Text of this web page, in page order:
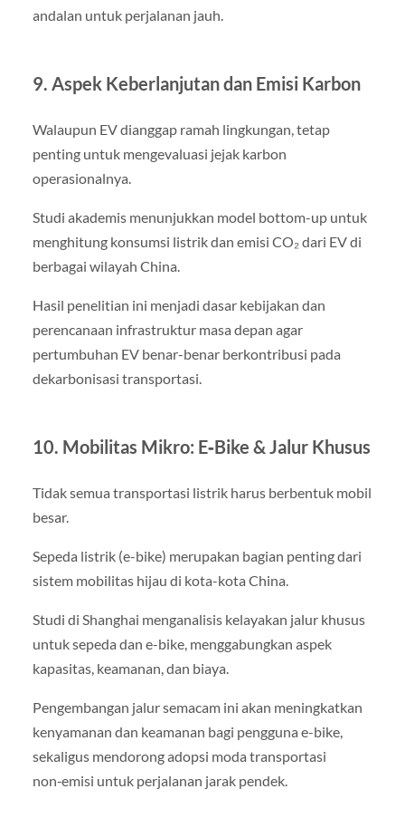
andalan untuk perjalanan jauh.
9. Aspek Keberlanjutan dan Emisi Karbon
Walaupun EV dianggap ramah lingkungan, tetap
penting untuk mengevaluasi jejak karbon
operasionalnya.
Studi akademis menunjukkan model bottom-up untuk
menghitung konsumsi listrik dan emisi CO₂ dari EV di
berbagai wilayah China.
Hasil penelitian ini menjadi dasar kebijakan dan
perencanaan infrastruktur masa depan agar
pertumbuhan EV benar-benar berkontribusi pada
dekarbonisasi transportasi.
10. Mobilitas Mikro: E‑Bike & Jalur Khusus
Tidak semua transportasi listrik harus berbentuk mobil
besar.
Sepeda listrik (e-bike) merupakan bagian penting dari
sistem mobilitas hijau di kota-kota China.
Studi di Shanghai menganalisis kelayakan jalur khusus
untuk sepeda dan e-bike, menggabungkan aspek
kapasitas, keamanan, dan biaya.
Pengembangan jalur semacam ini akan meningkatkan
kenyamanan dan keamanan bagi pengguna e-bike,
sekaligus mendorong adopsi moda transportasi
non‑emisi untuk perjalanan jarak pendek.